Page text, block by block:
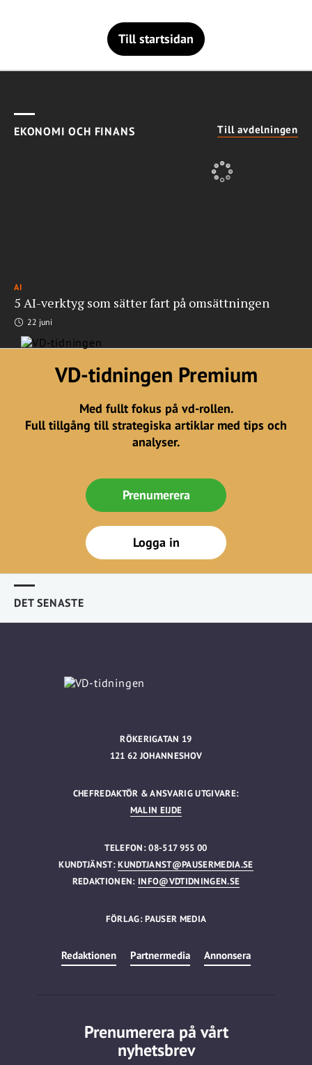
Till startsidan
EKONOMI OCH FINANS Till avdelningen
AI
5 AI-verktyg som sätter fart på omsättningen
22 juni
VD-tidningen Premium
Med fullt fokus på vd-rollen.
Full tillgång till strategiska artiklar med tips och
analyser.
Prenumerera
Logga in
DET SENASTE
RÖKERIGATAN 19
121 62 JOHANNESHOV
CHEFREDAKTÖR & ANSVARIG UTGIVARE:
MALIN EIJDE
TELEFON: 08-517 955 00
KUNDTJÄNST:KUNDTJANST@PAUSERMEDIA.SE
REDAKTIONEN: INFO@VDTIDNINGEN.SE
FÖRLAG: PAUSER MEDIA
Redaktionen Partnermedia Annonsera
Prenumerera på vårt
nyhetsbrev